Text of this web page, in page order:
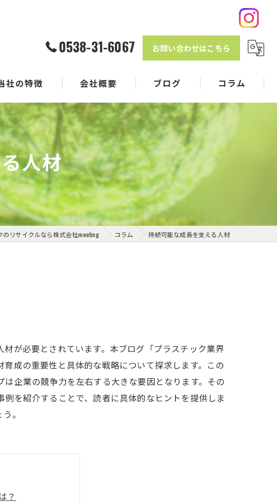
0538-31-6067 お問い合わせはこちら
社の特徴
サル
ー
リアルリサイクル
会社概要 ブログ コラム
人材
のリサイクルなら株式会社meeting コラム 持続可能な成長を支える人材
が必要とされています。本ブログ「プラスチック業界
成の重要性と具体的な戦略について探求します。この
企業の競争力を左右する大きな要因となります。その
を紹介することで、読者に具体的なヒントを提供しま
。
？